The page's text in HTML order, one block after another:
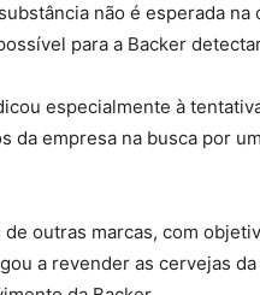
não é esperada
para a Backer
especialmente à
da empresa na busca por
outras marcas, com
a revender as cervejas